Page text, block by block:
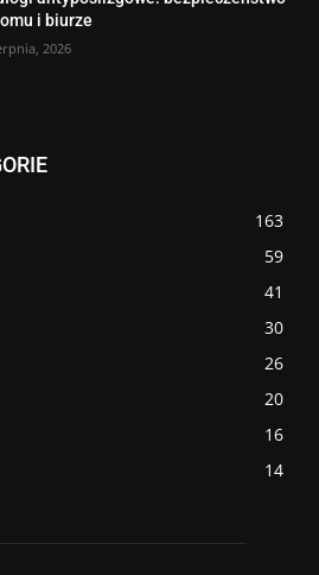
i biurze
2026
163
59
41
30
26
20
16
14